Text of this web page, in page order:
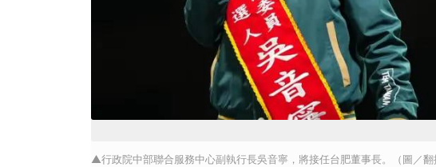
▲行政院中部聯合服務中心副執行長吳音寧，將接任台肥董事長。（圖／翻